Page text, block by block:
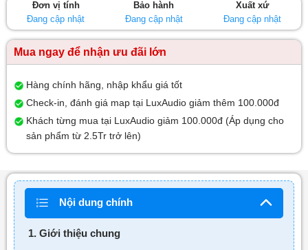
Đơn vị tính
Đang cập nhật
Bảo hành
Đang cập nhật
Xuất xứ
Đang cập nhật
Mua ngay để nhận ưu đãi lớn
Hàng chính hãng, nhập khẩu giá tốt
Check-in, đánh giá map tại LuxAudio giảm thêm 100.000đ
Khách từng mua tại LuxAudio giảm 100.000đ (Áp dụng cho
sản phẩm từ 2.5Tr trở lên)
Nội dung chính
1. Giới thiệu chung